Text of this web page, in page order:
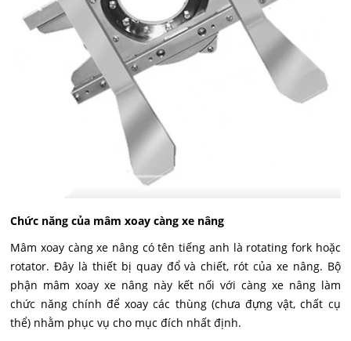
Chức năng của mâm xoay càng xe nâng
Mâm xoay càng xe nâng có tên tiếng anh là rotating fork hoặc
rotator. Đây là thiết bị quay đổ và chiết, rót của xe nâng. Bộ
phận mâm xoay xe nâng này kết nối với càng xe nâng làm
chức năng chính để xoay các thùng (chưa đựng vật, chất cụ
thể) nhằm phục vụ cho mục đích nhất định.